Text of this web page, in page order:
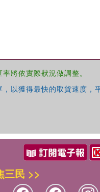
將依實際狀況做調整。
以獲得最快的取貨速度，
三民 >>